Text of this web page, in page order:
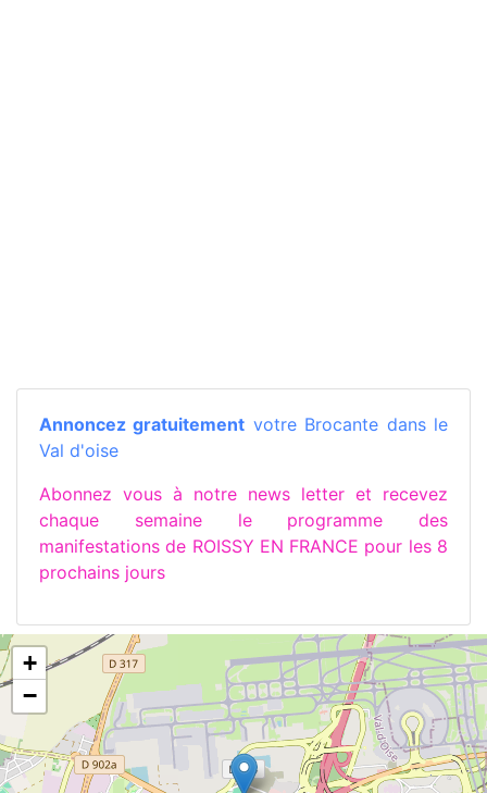
Annoncez gratuitement votre Brocante dans le
Val d'oise
Abonnez vous à notre news letter et recevez
chaque semaine le programme des
manifestations de ROISSY EN FRANCE pour les 8
prochains jours
+
−